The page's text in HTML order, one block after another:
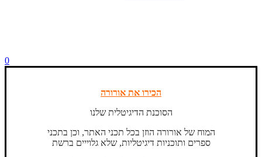
0
הכירו את אורורה
הסוכנת הדיגיטלית שלנו
המוח של אורורה הוזן בכל תכני האתר, וכן בתכני
ספרים ותוכניות דיגיטליות, שלא גלוייים ברשת